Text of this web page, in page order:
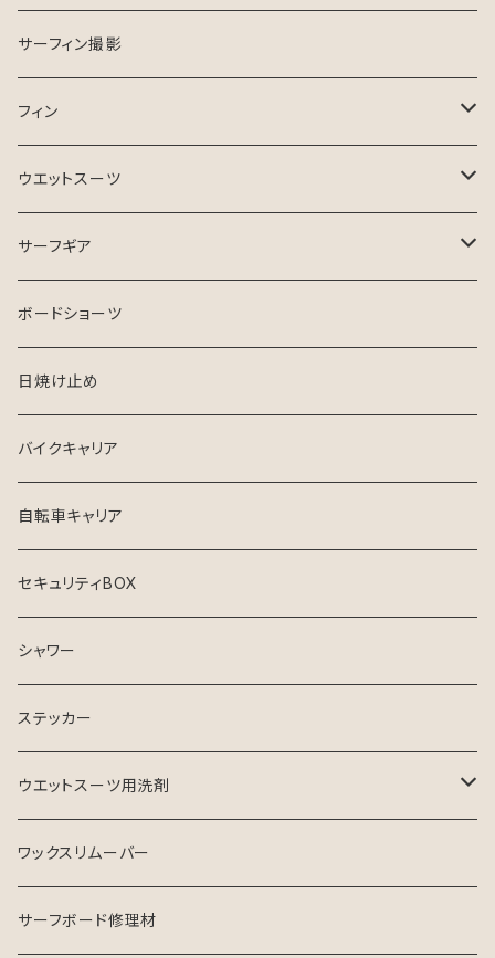
ESSENCE SURFBOARD
ASB SURfBOARD
サーフガイド
サーフィン撮影
フィン
FCS Ⅱ
FinsOut
フューチャータブ
ウエットスーツ
HURLEY ウエットスーツ
2024 SPRING SUMMER
BGZウエットスーツ
USED ウエットスーツ
VISSLA
サーフギア
リーシュコード
FCS
クリエイチャーズ
デッキパッチ
サーフボードケース
ボードショーツ
日焼け止め
バイクキャリア
自転車キャリア
セキュリティBOX
シャワー
ステッカー
ウエットスーツ用洗剤
シャンプー
ソフナー
ワックスリムーバー
サーフボード修理材